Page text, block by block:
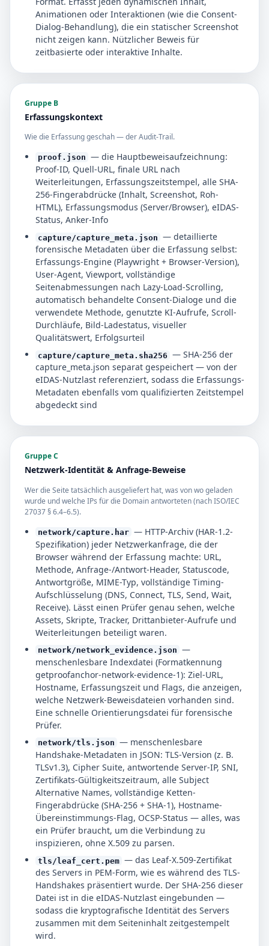
Animationen oder Interaktionen (wie die Consent-
Dialog-Behandlung), die ein statischer Screenshot
nicht zeigen kann. Nützlicher Beweis für
zeitbasierte oder interaktive Inhalte.
Gruppe B
Erfassungskontext
Wie die Erfassung geschah — der Audit-Trail.
proof.json — die Hauptbeweisaufzeichnung:
Proof-ID, Quell-URL, finale URL nach
Weiterleitungen, Erfassungszeitstempel, alle SHA-
256-Fingerabdrücke (Inhalt, Screenshot, Roh-
HTML), Erfassungsmodus (Server/Browser), eIDAS-
Status, Anker-Info
capture/capture_meta.json — detaillierte
forensische Metadaten über die Erfassung selbst:
Erfassungs-Engine (Playwright + Browser-Version),
User-Agent, Viewport, vollständige
Seitenabmessungen nach Lazy-Load-Scrolling,
automatisch behandelte Consent-Dialoge und die
verwendete Methode, genutzte KI-Aufrufe, Scroll-
Durchläufe, Bild-Ladestatus, visueller
Qualitätswert, Erfolgsurteil
capture/capture_meta.sha256 — SHA-256 der
capture_meta.json separat gespeichert — von der
eIDAS-Nutzlast referenziert, sodass die Erfassungs-
Metadaten ebenfalls vom qualifizierten Zeitstempel
abgedeckt sind
Gruppe C
Netzwerk-Identität & Anfrage-Beweise
Wer die Seite tatsächlich ausgeliefert hat, was von wo geladen
wurde und welche IPs für die Domain antworteten (nach ISO/IEC
27037 § 6.4–6.5).
network/capture.har — HTTP-Archiv (HAR-1.2-
Spezifikation) jeder Netzwerkanfrage, die der
Browser während der Erfassung machte: URL,
Methode, Anfrage-/Antwort-Header, Statuscode,
Antwortgröße, MIME-Typ, vollständige Timing-
Aufschlüsselung (DNS, Connect, TLS, Send, Wait,
Receive). Lässt einen Prüfer genau sehen, welche
Assets, Skripte, Tracker, Drittanbieter-Aufrufe und
Weiterleitungen beteiligt waren.
network/network_evidence.json —
menschenlesbare Indexdatei (Formatkennung
getproofanchor-network-evidence-1): Ziel-URL,
Hostname, Erfassungszeit und Flags, die anzeigen,
welche Netzwerk-Beweisdateien vorhanden sind.
Eine schnelle Orientierungsdatei für forensische
Prüfer.
network/tls.json — menschenlesbare
Handshake-Metadaten in JSON: TLS-Version (z. B.
TLSv1.3), Cipher Suite, antwortende Server-IP, SNI,
Zertifikats-Gültigkeitszeitraum, alle Subject
Alternative Names, vollständige Ketten-
Fingerabdrücke (SHA-256 + SHA-1), Hostname-
Übereinstimmungs-Flag, OCSP-Status — alles, was
ein Prüfer braucht, um die Verbindung zu
inspizieren, ohne X.509 zu parsen.
tls/leaf_cert.pem — das Leaf-X.509-Zertifikat
des Servers in PEM-Form, wie es während des TLS-
Handshakes präsentiert wurde. Der SHA-256 dieser
Datei ist in die eIDAS-Nutzlast eingebunden —
sodass die kryptografische Identität des Servers
zusammen mit dem Seiteninhalt zeitgestempelt
wird.